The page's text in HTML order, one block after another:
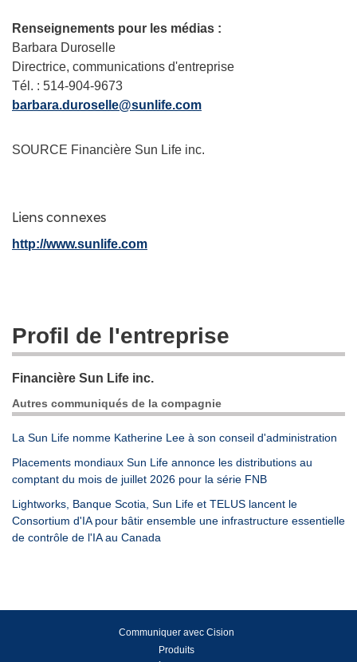
Renseignements pour les médias :
Barbara Duroselle
Directrice, communications d'entreprise
Tél. : 514-904-9673
barbara.duroselle@sunlife.com
SOURCE Financière Sun Life inc.
Liens connexes
http://www.sunlife.com
Profil de l'entreprise
Financière Sun Life inc.
Autres communiqués de la compagnie
La Sun Life nomme Katherine Lee à son conseil d'administration
Placements mondiaux Sun Life annonce les distributions au
comptant du mois de juillet 2026 pour la série FNB
Lightworks, Banque Scotia, Sun Life et TELUS lancent le
Consortium d'IA pour bâtir ensemble une infrastructure essentielle
de contrôle de l'IA au Canada
Communiquer avec Cision
Produits